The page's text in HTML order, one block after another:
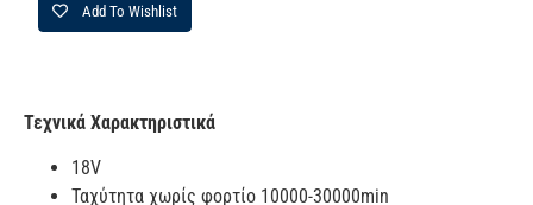
Add To Wishlist
Τεχνικά Χαρακτηριστικά
18V
Ταχύτητα χωρίς φορτίο 10000-30000min